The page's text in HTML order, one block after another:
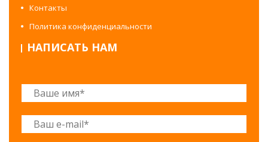
Контакты
Политика конфиденциальности
НАПИСАТЬ НАМ